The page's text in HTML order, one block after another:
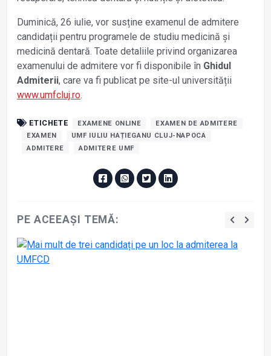
Duminică, 26 iulie, vor susține examenul de admitere
candidații pentru programele de studiu medicină și
medicină dentară. Toate detaliile privind organizarea
examenului de admitere vor fi disponibile în Ghidul
Admiterii, care va fi publicat pe site-ul universității
www.umfcluj.ro.
ETICHETE EXAMENE ONLINE
EXAMEN DE ADMITERE
EXAMEN
UMF IULIU HAȚIEGANU CLUJ-NAPOCA
ADMITERE
ADMITERE UMF
PE ACEEAȘI TEMĂ: